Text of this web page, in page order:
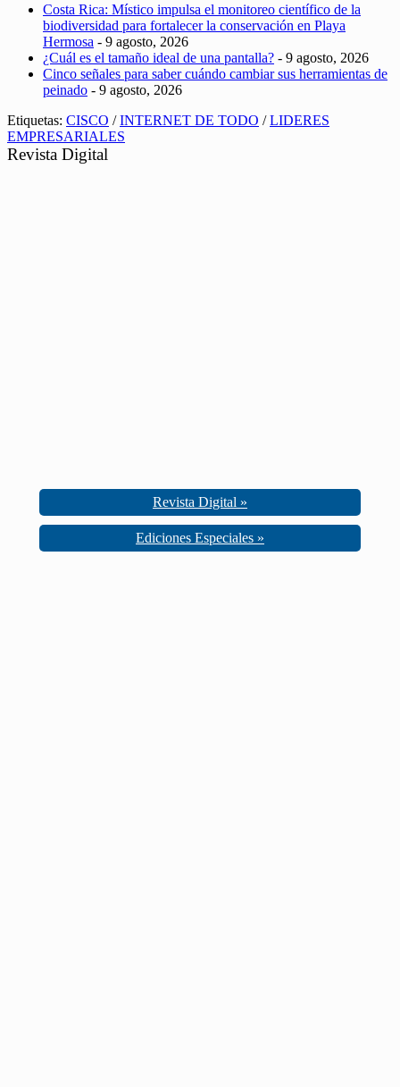
Costa Rica: Místico impulsa el monitoreo científico de la
biodiversidad para fortalecer la conservación en Playa
Hermosa - 9 agosto, 2026
¿Cuál es el tamaño ideal de una pantalla? - 9 agosto, 2026
Cinco señales para saber cuándo cambiar sus herramientas de
peinado - 9 agosto, 2026
Etiquetas: CISCO /INTERNET DE TODO /LIDERES
EMPRESARIALES
Revista Digital
Revista Digital »
Ediciones Especiales »